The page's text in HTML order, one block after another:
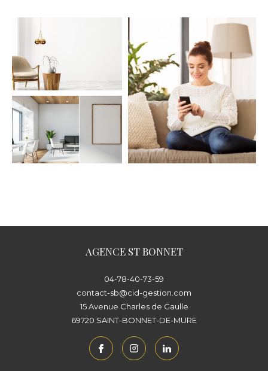
AGENCE ST BONNET
04-78-40-73-59
contact-sb@cid-gestion.com
15 Avenue Charles de Gaulle
69720
SAINT-BONNET-DE-MURE